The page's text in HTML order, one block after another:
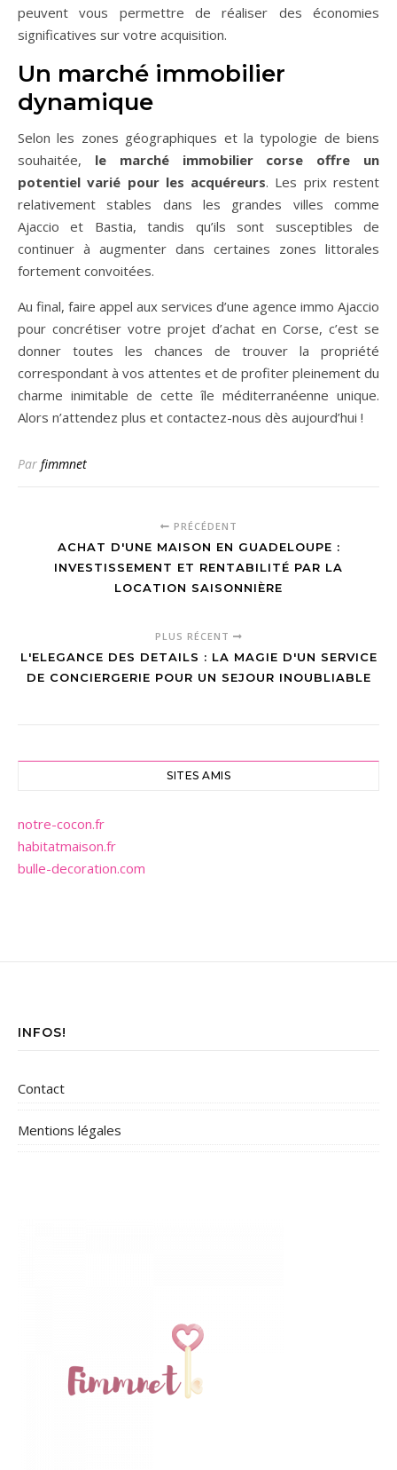
peuvent vous permettre de réaliser des économies
significatives sur votre acquisition.
Un marché immobilier
dynamique
Selon les zones géographiques et la typologie de biens
souhaitée, le marché immobilier corse offre un
potentiel varié pour les acquéreurs. Les prix restent
relativement stables dans les grandes villes comme
Ajaccio et Bastia, tandis qu’ils sont susceptibles de
continuer à augmenter dans certaines zones littorales
fortement convoitées.
Au final, faire appel aux services d’une agence immo Ajaccio
pour concrétiser votre projet d’achat en Corse, c’est se
donner toutes les chances de trouver la propriété
correspondant à vos attentes et de profiter pleinement du
charme inimitable de cette île méditerranéenne unique.
Alors n’attendez plus et contactez-nous dès aujourd’hui !
Par fimmnet
PRÉCÉDENT
ACHAT D'UNE MAISON EN GUADELOUPE :
INVESTISSEMENT ET RENTABILITÉ PAR LA
LOCATION SAISONNIÈRE
PLUS RÉCENT
L'ELEGANCE DES DETAILS : LA MAGIE D'UN SERVICE
DE CONCIERGERIE POUR UN SEJOUR INOUBLIABLE
SITES AMIS
notre-cocon.fr
habitatmaison.fr
bulle-decoration.com
INFOS!
Contact
Mentions légales